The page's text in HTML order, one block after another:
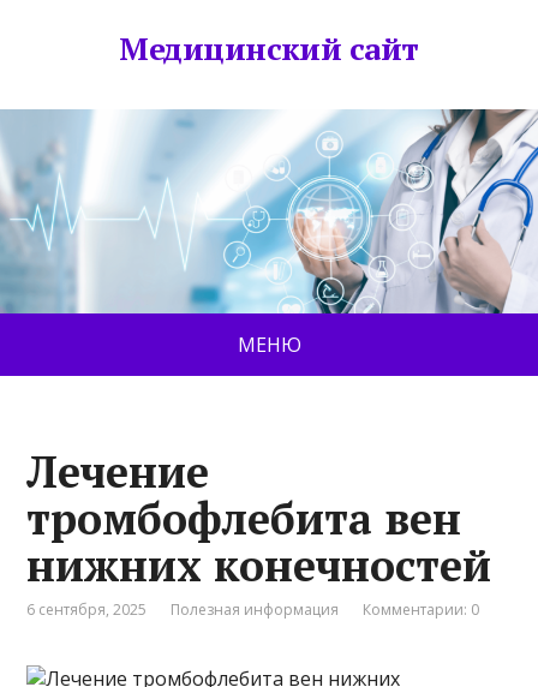
Медицинский сайт
МЕНЮ
Лечение
тромбофлебита вен
нижних конечностей
6 сентября, 2025 Полезная информация Комментарии: 0